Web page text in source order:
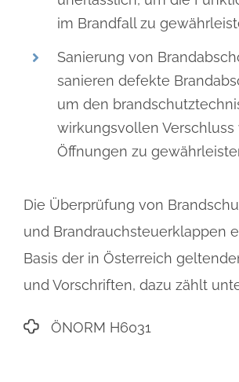
im Brandfall zu
Sanierung von
sanieren defekte
um den
wirkungsvollen Verschluss
Öffnungen zu
Die Überprüfung von
und Brandrauchsteuerklappen
Basis der in Österreich
und Vorschriften, dazu zählt
ÖNORM H6031